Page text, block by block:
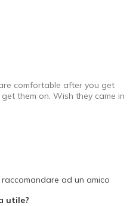
comfortable after you get
them on. Wish they came in
ad un amico
utile?